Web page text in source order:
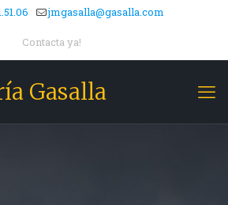
jmgasalla@gasalla.com
Contacta ya!
Gasalla